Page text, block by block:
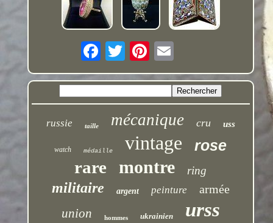
russie taille mécanique cru uss
watch médaille vintage rose
rare montre ring
militaire argent peinture armée
union hommes ukrainien urss